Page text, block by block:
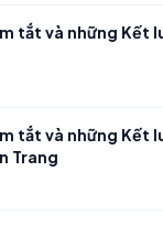
tắt và những Kết
tắt và những Kết
Trang